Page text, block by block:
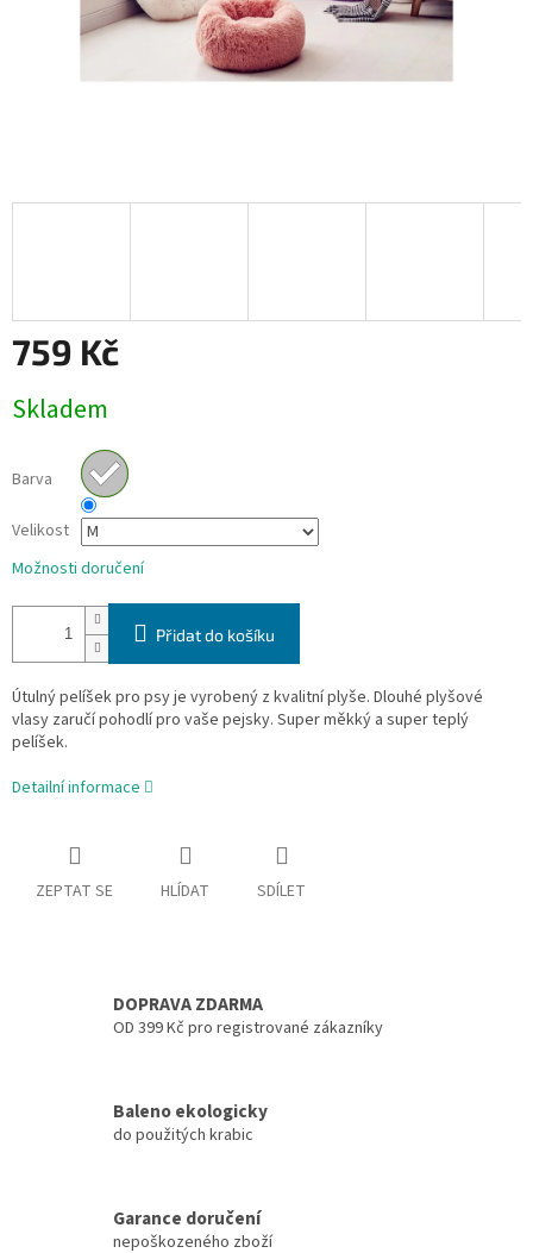
759 Kč
cena:
Skladem
Barva
Velikost
Možnosti doručení
Přidat do košíku
Útulný pelíšek pro psy je vyrobený z kvalitní plyše. Dlouhé plyšové
vlasy zaručí pohodlí pro vaše pejsky. Super měkký a super teplý
pelíšek.
Detailní informace
ZEPTAT SE HLÍDAT SDÍLET
DOPRAVA ZDARMA
OD 399 Kč pro registrované zákazníky
Baleno ekologicky
do použitých krabic
Garance doručení
nepoškozeného zboží